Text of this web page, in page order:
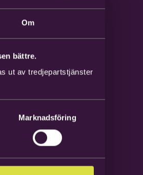
Om
bättre.
ut av tredjepartstjänster
Marknadsföring